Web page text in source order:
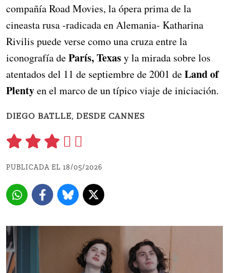
compañía Road Movies, la ópera prima de la
cineasta rusa -radicada en Alemania- Katharina
Rivilis puede verse como una cruza entre la
iconografía deParís, Texasy la mirada sobre los
atentados del 11 de septiembre de 2001 deLand of
Plentyen el marco de un típico viaje de iniciación.
DIEGO BATLLE, DESDE CANNES
PUBLICADA EL 18/05/2026